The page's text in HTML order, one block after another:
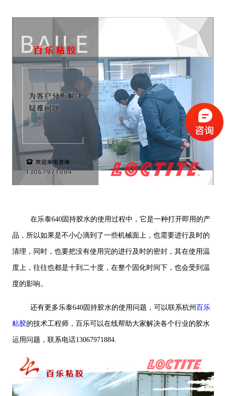
在乐泰640固持胶水的使用过程中，它是一种打开即用的产
品，所以如果是不小心滴到了一些机械面上，也需要进行及时的
清理，同时，也要把没有使用完的进行及时的密封，其在使用温
度上，往往也都是十到二十度，在整个固化时间下，也会受到温
度的影响。
还有更多乐泰640固持胶水的使用问题，可以联系杭州 百乐
粘胶的技术工程师，百乐可以在线帮助大家解决各个行业的胶水
运用问题，联系电话13067971884.